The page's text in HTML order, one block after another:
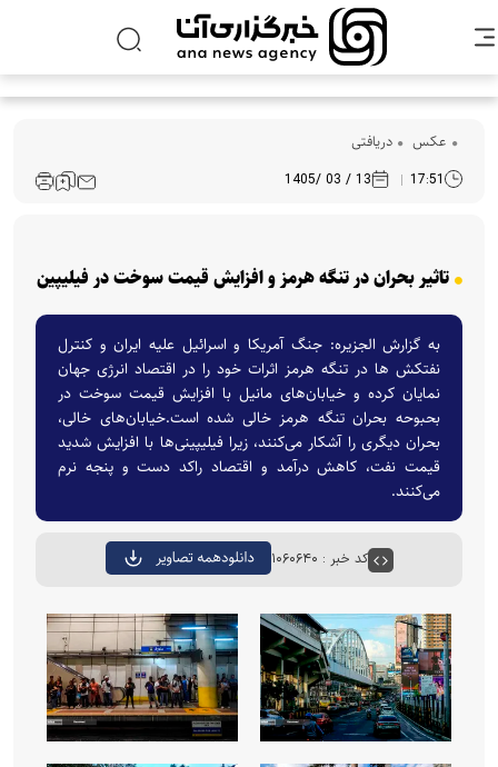
عکس دریافتی
17:51
13 / 03 /1405
تاثیر بحران در تنگه هرمز و افزایش قیمت سوخت در فیلیپین
به گزارش الجزیره: جنگ آمریکا و اسرائیل علیه ایران و کنترل
نفتکش ها در تنگه هرمز اثرات خود را در اقتصاد انرژی جهان
نمایان کرده و خیابان‌های مانیل با افزایش قیمت سوخت در
بحبوحه بحران تنگه هرمز خالی شده است.خیابان‌های خالی،
بحران دیگری را آشکار می‌کنند، زیرا فیلیپینی‌ها با افزایش شدید
قیمت نفت، کاهش درآمد و اقتصاد راکد دست و پنجه نرم
می‌کنند.
کد خبر : ۱۰۶۰۶۴۰